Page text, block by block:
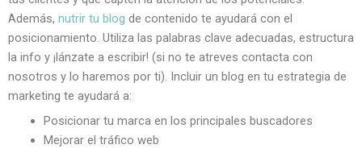
Además, nutrir tu blog de contenido te ayudará con el
posicionamiento. Utiliza las palabras clave adecuadas, estructura
la info y ¡lánzate a escribir! (si no te atreves contacta con
nosotros y lo haremos por ti). Incluir un blog en tu estrategia de
marketing te ayudará a:
Posicionar tu marca en los principales buscadores
Mejorar el tráfico web